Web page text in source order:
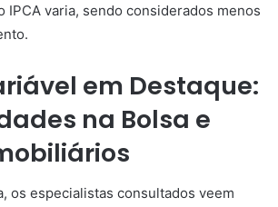
IPCA varia, sendo considerados menos
em Destaque:
na Bolsa e
os especialistas consultados veem